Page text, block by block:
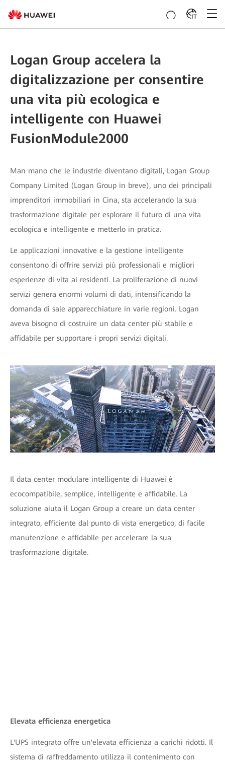
IT
Logan Group accelera la
digitalizzazione per consentire
una vita più ecologica e
intelligente con Huawei
FusionModule2000
Man mano che le industrie diventano digitali, Logan Group
Company Limited (Logan Group in breve), uno dei principali
imprenditori immobiliari in Cina, sta accelerando la sua
trasformazione digitale per esplorare il futuro di una vita
ecologica e intelligente e metterlo in pratica.
Le applicazioni innovative e la gestione intelligente
consentono di offrire servizi più professionali e migliori
esperienze di vita ai residenti. La proliferazione di nuovi
servizi genera enormi volumi di dati, intensificando la
domanda di sale apparecchiature in varie regioni. Logan
aveva bisogno di costruire un data center più stabile e
affidabile per supportare i propri servizi digitali.
Il data center modulare intelligente di Huawei è
ecocompatibile, semplice, intelligente e affidabile. La
soluzione aiuta il Logan Group a creare un data center
integrato, efficiente dal punto di vista energetico, di facile
manutenzione e affidabile per accelerare la sua
trasformazione digitale.
Elevata efficienza energetica
L'UPS integrato offre un'elevata efficienza a carichi ridotti. Il
sistema di raffreddamento utilizza il contenimento con